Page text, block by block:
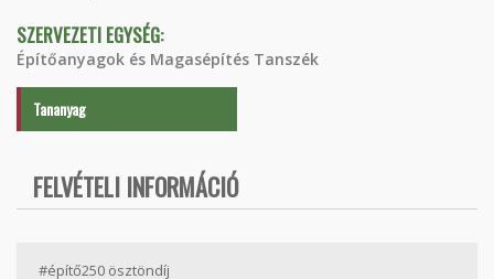
SZERVEZETI EGYSÉG:
Építőanyagok és Magasépítés Tanszék
Tananyag
FELVÉTELI INFORMÁCIÓ
#építő250 ösztöndíj